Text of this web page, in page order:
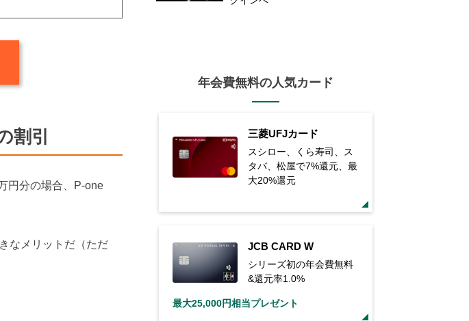
割引
円分の場合、P-one
なメリットだ（ただ
年会費無料の人気カード
三菱UFJカード
スシロー、くら寿司、ス
タバ、松屋で7%還元、最
大20%還元
JCB CARD W
シリーズ初の年会費無料
&還元率1.0%
最大25,000円相当プレゼント